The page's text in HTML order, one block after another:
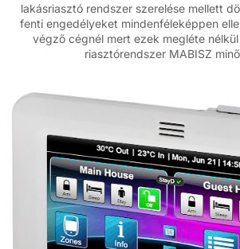
lakásriasztó rendszer szerelése mellett
fenti engedélyeket mindenféleképpen
végző cégnél mert ezek megléte
riasztórendszer MABISZ